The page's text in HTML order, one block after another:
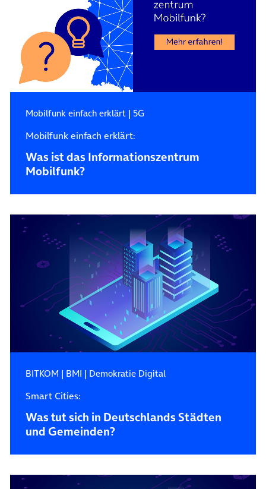
Mobilfunk einfach erklärt| 5G
Mobilfunk einfach erklärt:
Was ist das Informationszentrum
Mobilfunk?
BITKOM | BMI | Demokratie Digital
Smart Cities:
Was tut sich in Deutschlands Städten
und Gemeinden?